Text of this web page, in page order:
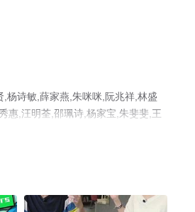
杨诗敏,薛家燕,朱咪咪,阮兆祥,林盛
惠,汪明荃,邵珮诗,杨家宝,朱斐斐,王
张雪等演员精彩演绎的香港综艺，大